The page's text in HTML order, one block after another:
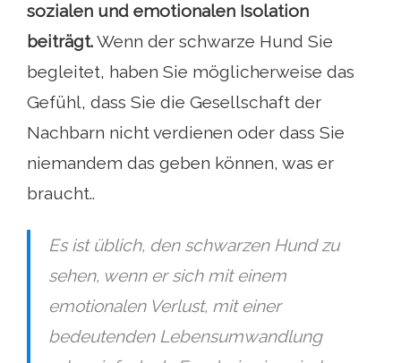
sozialen und emotionalen Isolation
beiträgt.Wenn der schwarze Hund Sie
begleitet, haben Sie möglicherweise das
Gefühl, dass Sie die Gesellschaft der
Nachbarn nicht verdienen oder dass Sie
niemandem das geben können, was er
braucht..
Es ist üblich, den schwarzen Hund zu
sehen, wenn er sich mit einem
emotionalen Verlust, mit einer
bedeutenden Lebensumwandlung